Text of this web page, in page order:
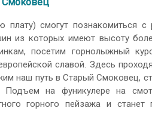
смогут познакомиться
из которых имеют высоту
посетим горнолыжный
славой. Здесь
наш путь в Старый Смоковец,
на фуникулере на
горного пейзажа и